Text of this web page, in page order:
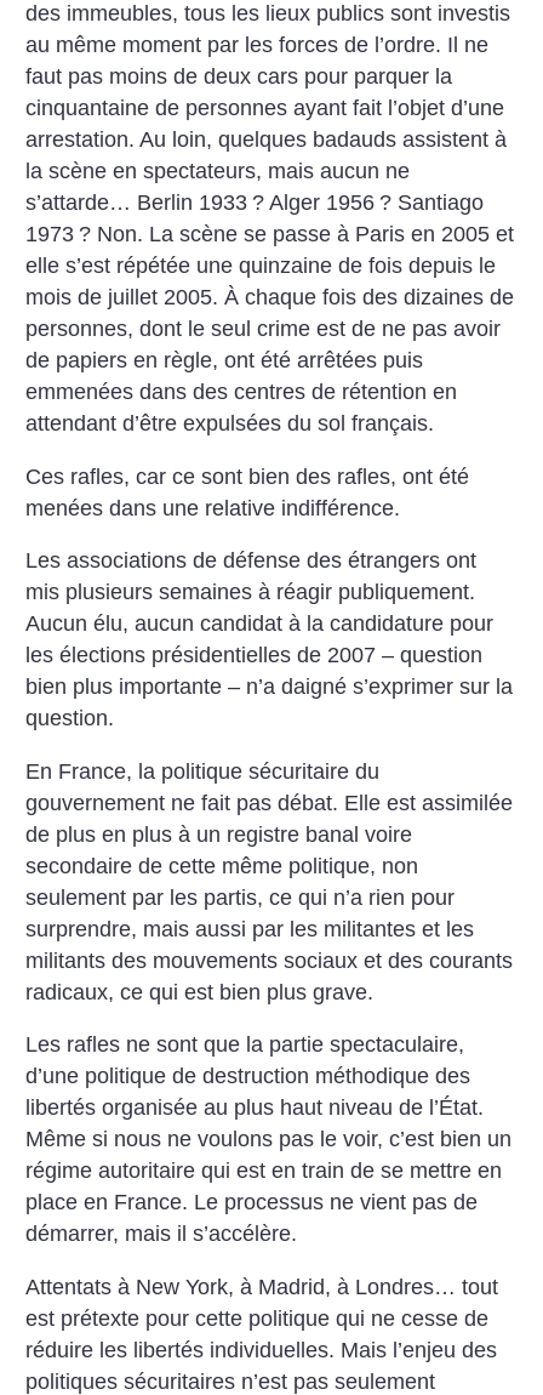
des immeubles, tous les lieux publics sont investis
au même moment par les forces de l’ordre. Il ne
faut pas moins de deux cars pour parquer la
cinquantaine de personnes ayant fait l’objet d’une
arrestation. Au loin, quelques badauds assistent à
la scène en spectateurs, mais aucun ne
s’attarde… Berlin 1933 ? Alger 1956 ? Santiago
1973 ? Non. La scène se passe à Paris en 2005 et
elle s’est répétée une quinzaine de fois depuis le
mois de juillet 2005. À chaque fois des dizaines de
personnes, dont le seul crime est de ne pas avoir
de papiers en règle, ont été arrêtées puis
emmenées dans des centres de rétention en
attendant d’être expulsées du sol français.
Ces rafles, car ce sont bien des rafles, ont été
menées dans une relative indifférence.
Les associations de défense des étrangers ont
mis plusieurs semaines à réagir publiquement.
Aucun élu, aucun candidat à la candidature pour
les élections présidentielles de 2007 – question
bien plus importante – n’a daigné s’exprimer sur la
question.
En France, la politique sécuritaire du
gouvernement ne fait pas débat. Elle est assimilée
de plus en plus à un registre banal voire
secondaire de cette même politique, non
seulement par les partis, ce qui n’a rien pour
surprendre, mais aussi par les militantes et les
militants des mouvements sociaux et des courants
radicaux, ce qui est bien plus grave.
Les rafles ne sont que la partie spectaculaire,
d’une politique de destruction méthodique des
libertés organisée au plus haut niveau de l’État.
Même si nous ne voulons pas le voir, c’est bien un
régime autoritaire qui est en train de se mettre en
place en France. Le processus ne vient pas de
démarrer, mais il s’accélère.
Attentats à New York, à Madrid, à Londres… tout
est prétexte pour cette politique qui ne cesse de
réduire les libertés individuelles. Mais l’enjeu des
politiques sécuritaires n’est pas seulement